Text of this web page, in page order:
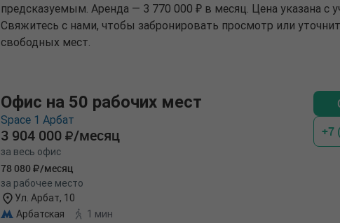
предсказуемым. Аренда — 3 770 000 ₽ в месяц. Цена указана с
Свяжитесь с нами, чтобы забронировать просмотр или
свободных мест.
Офис на 50 рабочих мест
Space 1 Арбат
3 904 000 /месяц
за весь офис
78 080 /месяц
за рабочее место
Ул. Арбат, 10
Арбатская
1 мин
+7